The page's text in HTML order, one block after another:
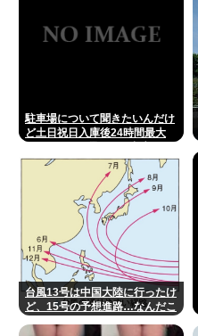
駐車場について聞きたいんだけ
ど土日祝日入庫後24時間最大
平日の場合料金どうなるの
台風13号は中国大陸に行ったけ
ど、15号の予想進路…なんだこ